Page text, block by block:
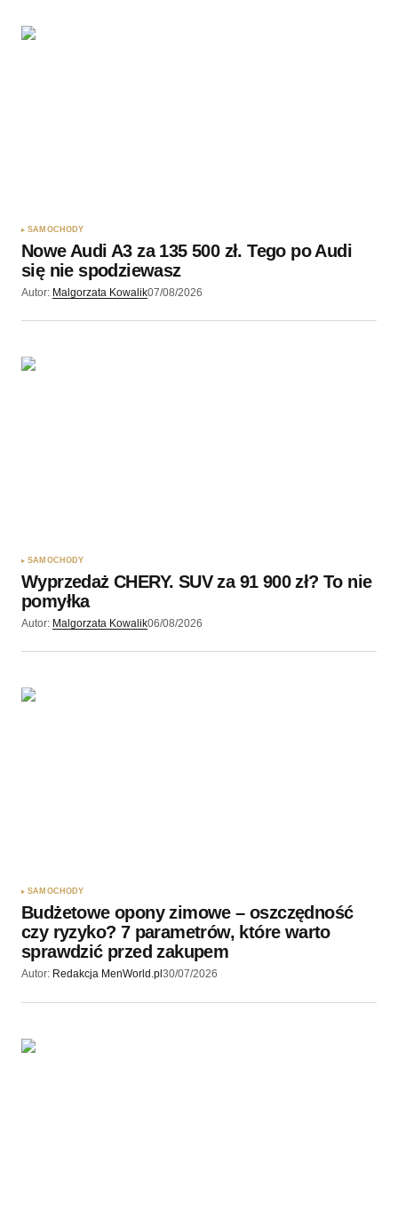
SAMOCHODY
Nowe Audi A3 za 135 500 zł. Tego po Audi
się nie spodziewasz
Autor: Malgorzata Kowalik07/08/2026
SAMOCHODY
Wyprzedaż CHERY. SUV za 91 900 zł? To nie
pomyłka
Autor: Malgorzata Kowalik06/08/2026
SAMOCHODY
Budżetowe opony zimowe – oszczędność
czy ryzyko? 7 parametrów, które warto
sprawdzić przed zakupem
Autor: Redakcja MenWorld.pl 30/07/2026